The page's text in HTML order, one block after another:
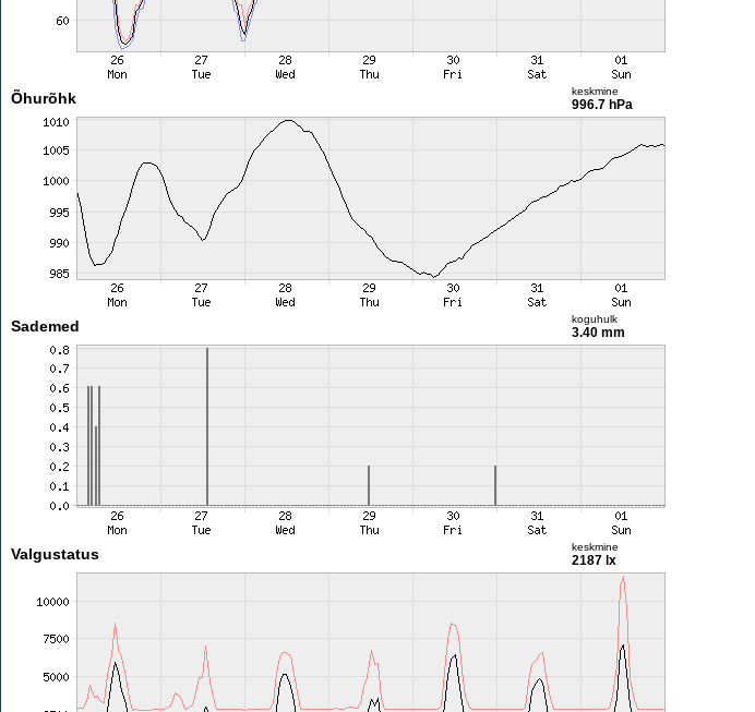
Õhurõhk keskmine
996.7 hPa
Sademed koguhulk
3.40 mm
Valgustatus keskmine
2187 lx